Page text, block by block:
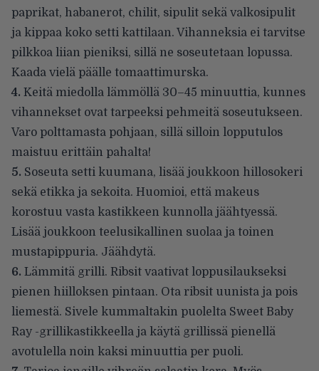
paprikat, habanerot, chilit, sipulit sekä valkosipulit
ja kippaa koko setti kattilaan. Vihanneksia ei tarvitse
pilkkoa liian pieniksi, sillä ne soseutetaan lopussa.
Kaada vielä päälle tomaattimurska.
4. Keitä miedolla lämmöllä 30–45 minuuttia, kunnes
vihannekset ovat tarpeeksi pehmeitä soseutukseen.
Varo polttamasta pohjaan, sillä silloin lopputulos
maistuu erittäin pahalta!
5. Soseuta setti kuumana, lisää joukkoon hillosokeri
sekä etikka ja sekoita. Huomioi, että makeus
korostuu vasta kastikkeen kunnolla jäähtyessä.
Lisää joukkoon teelusikallinen suolaa ja toinen
mustapippuria. Jäähdytä.
6. Lämmitä grilli. Ribsit vaativat loppusilaukseksi
pienen hiilloksen pintaan. Ota ribsit uunista ja pois
liemestä. Sivele kummaltakin puolelta Sweet Baby
Ray -grillikastikkeella ja käytä grillissä pienellä
avotulella noin kaksi minuuttia per puoli.